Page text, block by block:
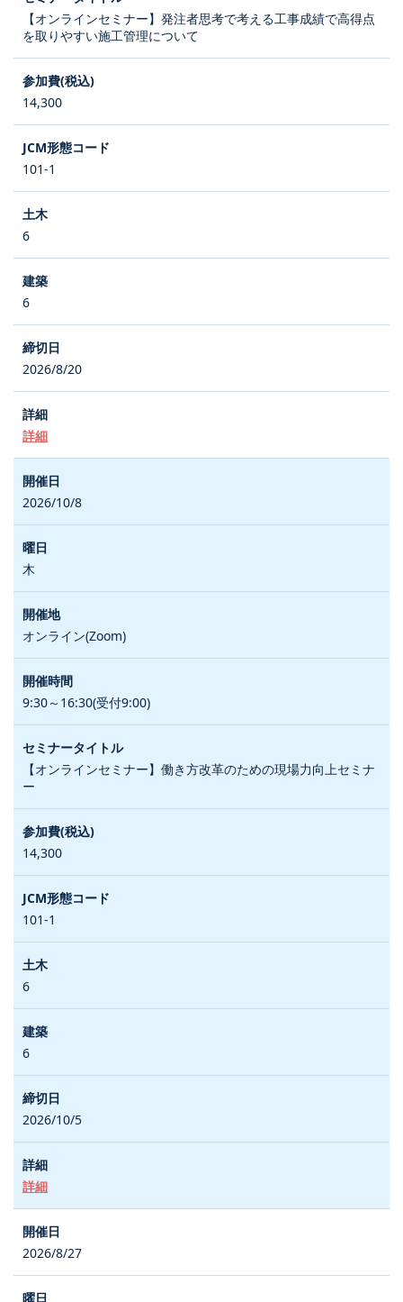
【オンラインセミナー】発注者思考で考える工事成績で高得点
を取りやすい施工管理について
14,300
101-1
6
6
2026/8/20
詳細
2026/10/8
木
オンライン(Zoom)
9:30～16:30(受付9:00)
【オンラインセミナー】働き方改革のための現場力向上セミナ
ー
14,300
101-1
6
6
2026/10/5
詳細
2026/8/27